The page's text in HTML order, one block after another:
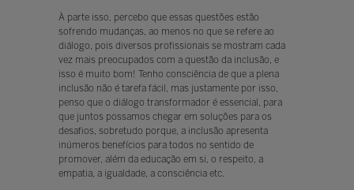
À parte isso, percebo que essas questões estão
sofrendo mudanças, ao menos no que se refere ao
diálogo, pois diversos profissionais se mostram cada
vez mais preocupados com a questão da inclusão, e
isso é muito bom! Tenho consciência de que a plena
inclusão não é tarefa fácil, mas justamente por isso,
penso que o diálogo transformador é essencial, para
que juntos possamos chegar em soluções para os
desafios, sobretudo porque, a inclusão apresenta
inúmeros benefícios para todos no sentido de
promover, além da educação em si, o respeito, a
empatia, a igualdade, a consciência etc.